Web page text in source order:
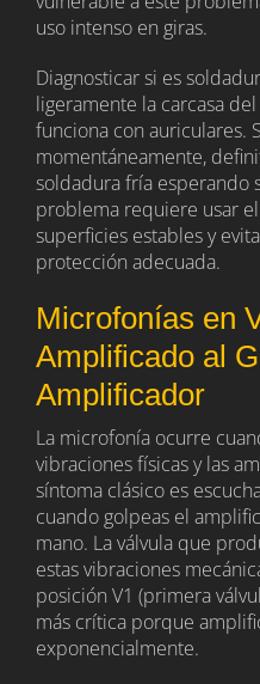
uso intenso en giras.
Diagnosticar si es
ligeramente la carcasa
funciona con auriculares.
momentáneamente,
soldadura fría esperando
problema requiere usar
superficies estables y
protección adecuada.
Microfonías en
Amplificado al
Amplificador
La microfonía ocurre
vibraciones físicas y las
síntoma clásico es
cuando golpeas el
mano. La válvula que
estas vibraciones
posición V1 (primera
más crítica porque
exponencialmente.